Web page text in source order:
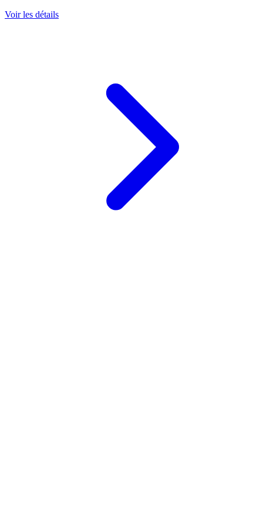
Voir les détails